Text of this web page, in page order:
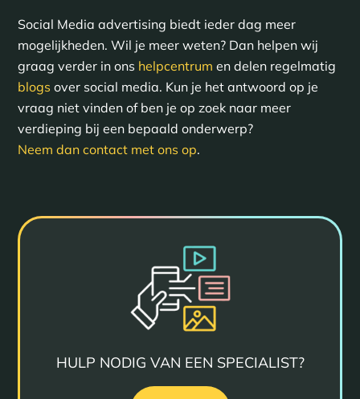
Social Media advertising biedt ieder dag meer
mogelijkheden. Wil je meer weten? Dan helpen wij
graag verder in ons helpcentrum en delen regelmatig
blogs over social media. Kun je het antwoord op je
vraag niet vinden of ben je op zoek naar meer
verdieping bij een bepaald onderwerp?
Neem dan contact met ons op.
HULP NODIG VAN EEN SPECIALIST?